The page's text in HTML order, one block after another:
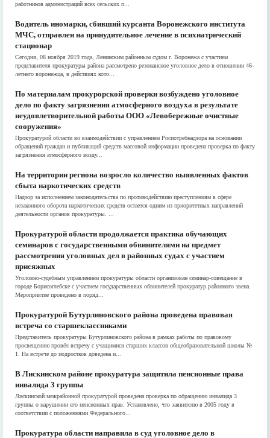
работников администраций всех сельских п...
Водитель иномарки, сбивший курсанта Воронежского института
МЧС, отправлен на принудительное лечение в психиатрический
стационар
Сегодня, 08 ноября 2019 года, Ленинским районным судом г. Воронежа с участием
представителя прокуратуры района рассмотрено резонансное уголовное дело в отношении 46-
летнего воронежца, в действиях кото...
По материалам прокурорской проверки возбуждено уголовное
дело по факту загрязнения атмосферного воздуха в результате
неудовлетворительной работы ООО «Левобережные очистные
сооружения»
Прокуратурой области во взаимодействии с управлением Роспотребнадзора на основании
обращений граждан и публикаций средств массовой информации проведена проверка по факту
загрязнения атмосферного возду...
На территории региона возросло количество выявленных фактов
сбыта наркотических средств
Надзор за исполнением законодательства по противодействию преступлениям в сфере
незаконного оборота наркотических средств остается одним из приоритетных направлений
деятельности органов прокуратуры. ...
Прокуратурой области продолжается практика обучающих
семинаров с государственными обвинителями на предмет
рассмотрения уголовных дел в районных судах с участием
присяжных
Уголовно-судебным управлением прокуратуры области организован семинар-совещание в
городе Борисоглебске с участием государственных обвинителей прокуратур районного звена.
Мероприятие проведено в поряд...
Прокуратурой Бутурлиновского района проведена правовая
встреча со старшеклассниками
Представитель прокуратуры Бутурлиновского района в рамках работы по правовому
просвещению провёл встречу с учащимися старших классов общеобразовательной школы №
1. На встрече до подростков доведена и...
В Лискинском районе прокуратура защитила пенсионные права
инвалида 3 группы
Лискинской межрайонной прокуратурой проведена проверка по обращению инвалида 3
группы о нарушении его пенсионных прав. Установлено, что заявителю в 2005 году в
соответствии с положениями Федерального...
Прокуратура области направила в суд уголовное дело в